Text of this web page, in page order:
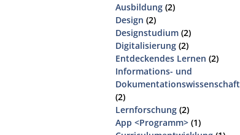
Ausbildung (2)
Design (2)
Designstudium (2)
Digitalisierung (2)
Entdeckendes Lernen (2)
Informations- und
Dokumentationswissenschaft
(2)
Lernforschung (2)
App <Programm> (1)